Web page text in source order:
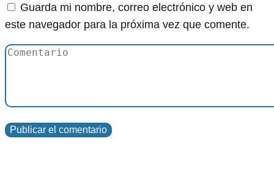
Guarda mi nombre, correo electrónico y web en
este navegador para la próxima vez que comente.